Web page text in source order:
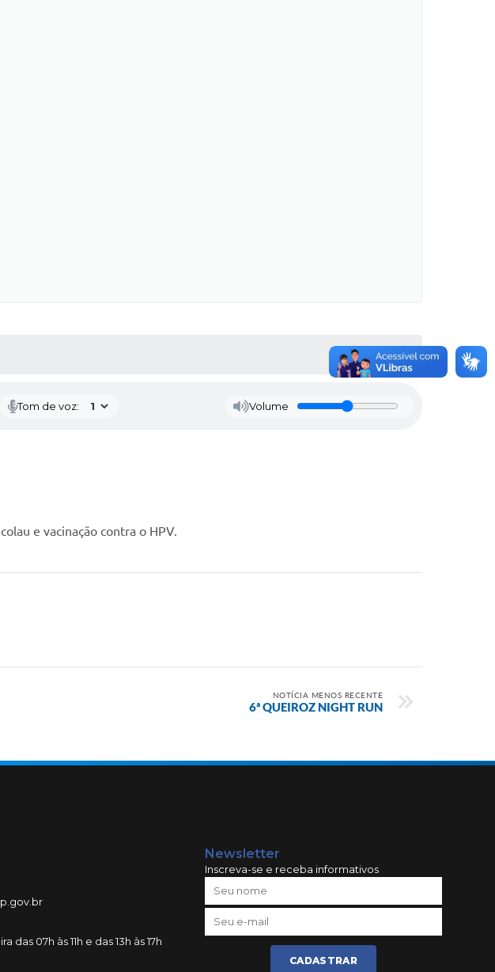
Tom de voz: Volume
e vacinação contra o HPV.
NOTÍCIA MENOS RECENTE
6ª QUEIROZ NIGHT RUN
07h às 11h e das 13h às 17h
Newsletter
Inscreva-se e receba informativos
CADASTRAR